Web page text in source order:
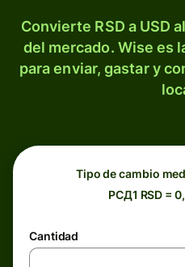
Convierte RSD a USD
del mercado. Wise es
para enviar, gastar y
Tipo de cambio
РСД1 RSD =
Cantidad